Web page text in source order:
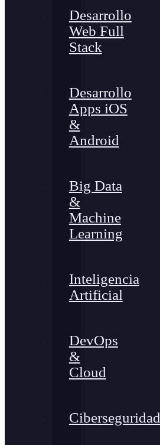
Desarrollo
Web Full
Stack
Desarrollo
Apps iOS
&
Android
Big Data
&
Machine
Learning
Inteligencia
Artificial
DevOps
&
Cloud
Ciberseguridad